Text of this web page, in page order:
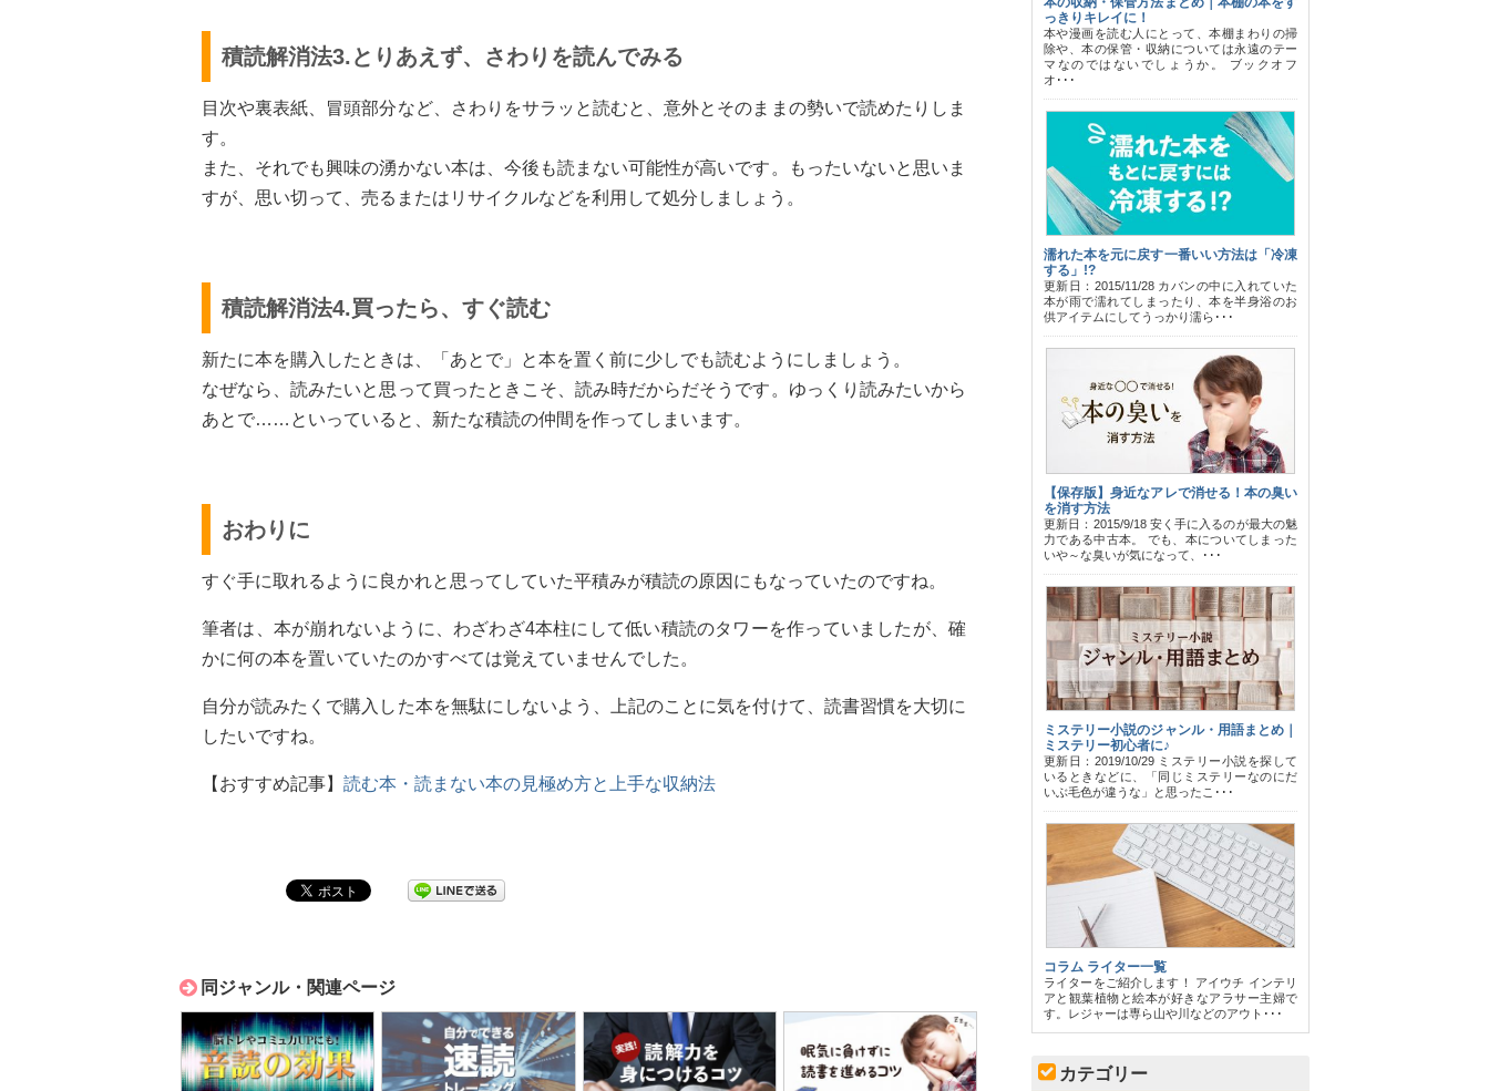
積読解消法3.とりあえず、さわりを読んでみる
目次や裏表紙、冒頭部分など、さわりをサラッと読むと、意外とそのままの勢いで読めたりしま
す。
また、それでも興味の湧かない本は、今後も読まない可能性が高いです。もったいないと思いま
すが、思い切って、売るまたはリサイクルなどを利用して処分しましょう。
積読解消法4.買ったら、すぐ読む
新たに本を購入したときは、「あとで」と本を置く前に少しでも読むようにしましょう。
なぜなら、読みたいと思って買ったときこそ、読み時だからだそうです。ゆっくり読みたいから
あとで……といっていると、新たな積読の仲間を作ってしまいます。
おわりに
すぐ手に取れるように良かれと思ってしていた平積みが積読の原因にもなっていたのですね。
筆者は、本が崩れないように、わざわざ4本柱にして低い積読のタワーを作っていましたが、確
かに何の本を置いていたのかすべては覚えていませんでした。
自分が読みたくで購入した本を無駄にしないよう、上記のことに気を付けて、読書習慣を大切に
したいですね。
【おすすめ記事】 読む本・読まない本の見極め方と上手な収納法
同ジャンル・関連ページ
っきりキレイに！
本や漫画を読む人にとって、本棚まわりの掃
除や、本の保管・収納については永遠のテー
マなのではないでしょうか。 ブックオフ
オ･･･
濡れた本を元に戻す一番いい方法は「冷凍
する」!?
更新日：2015/11/28 カバンの中に入れていた
本が雨で濡れてしまったり、本を半身浴のお
供アイテムにしてうっかり濡ら･･･
【保存版】身近なアレで消せる！本の臭い
を消す方法
更新日：2015/9/18 安く手に入るのが最大の魅
力である中古本。 でも、本についてしまった
いや～な臭いが気になって、･･･
ミステリー小説のジャンル・用語まとめ｜
ミステリー初心者に♪
更新日：2019/10/29 ミステリー小説を探して
いるときなどに、「同じミステリーなのにだ
いぶ毛色が違うな」と思ったこ･･･
コラム ライター一覧
ライターをご紹介します！ アイウチ インテリ
アと観葉植物と絵本が好きなアラサー主婦で
す。レジャーは専ら山や川などのアウト･･･
カテゴリー